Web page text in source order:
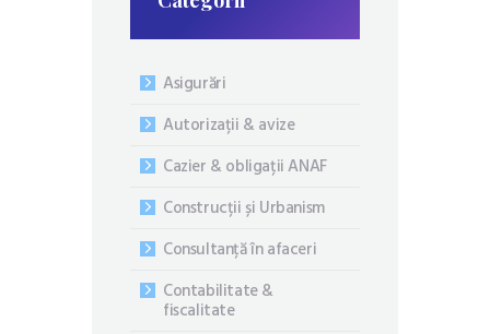
Asigurări
Autorizații & avize
Cazier & obligații ANAF
Construcții și Urbanism
Consultanță în afaceri
Contabilitate &
fiscalitate